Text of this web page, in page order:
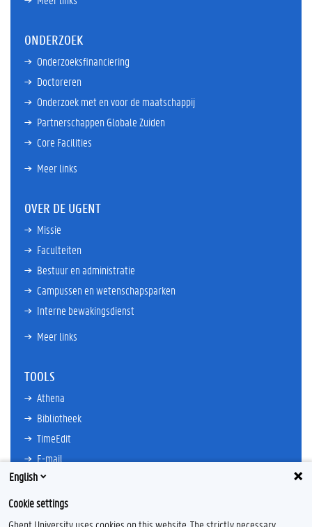
ONDERZOEK
Onderzoeksfinanciering
Doctoreren
Onderzoek met en voor de maatschappij
Partnerschappen Globale Zuiden
Core Facilities
Meer links
OVER DE UGENT
Missie
Faculteiten
Bestuur en administratie
Campussen en wetenschapsparken
Interne bewakingsdienst
Meer links
TOOLS
Athena
Bibliotheek
TimeEdit
E-mail
Ufora
Oasis
Research Explorer
English
Cookie settings